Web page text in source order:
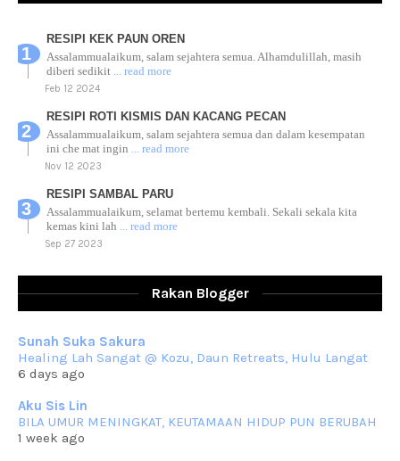
RESIPI KEK PAUN OREN
Assalammualaikum, salam sejahtera semua. Alhamdulillah, masih
diberi sedikit ... read more
Feb 12 2024
RESIPI ROTI KISMIS DAN KACANG PECAN
Assalammualaikum, salam sejahtera semua dan dalam kesempatan
ini che mat ingin ... read more
Nov 12 2023
RESIPI SAMBAL PARU
Assalammualaikum, selamat bertemu kembali. Sekali sekala kita
kemas kini lah ... read more
Sep 27 2023
Assalammualaikum, salam sejahtera dan salam rindu untuk semua.
RESIPI KUIH KASWI KELEDEK UNGU
Assalammualaikum, salam semua. Masih belum terlambat untuk che
mat ucapkan
Jun 30 2023
RESIPI KURMA AYAM MERAH
Assalammualaikum, salam semua. Hari ni 4 Zulhijjah 1444 Hijrah,
Rakan Blogger
Sunah Suka Sakura
Healing Lah Sangat @ Kozu, Daun Retreats, Hulu Langat
6 days ago
Aku Sis Lin
BILA UMUR MENINGKAT, KEUTAMAAN HIDUP PUN BERUBAH
1 week ago